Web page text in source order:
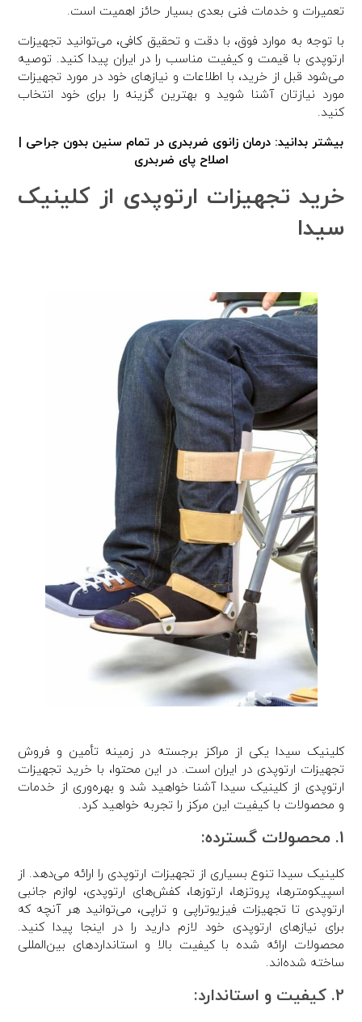
تعمیرات و خدمات فنی بعدی بسیار حائز اهمیت است.
با توجه به موارد فوق، با دقت و تحقیق کافی، می‌توانید تجهیزات
ارتوپدی با قیمت و کیفیت مناسب را در ایران پیدا کنید. توصیه
می‌شود قبل از خرید، با اطلاعات و نیازهای خود در مورد تجهیزات
مورد نیازتان آشنا شوید و بهترین گزینه را برای خود انتخاب
کنید.
بیشتر بدانید: درمان زانوی ضربدری در تمام سنین بدون جراحی |
اصلاح پای ضربدری
خرید تجهیزات ارتوپدی از کلینیک
سیدا
کلینیک سیدا یکی از مراکز برجسته در زمینه تأمین و فروش
تجهیزات ارتوپدی در ایران است. در این محتوا، با خرید تجهیزات
ارتوپدی از کلینیک سیدا آشنا خواهید شد و بهره‌وری از خدمات
و محصولات با کیفیت این مرکز را تجربه خواهید کرد.
1. محصولات گسترده:
کلینیک سیدا تنوع بسیاری از تجهیزات ارتوپدی را ارائه می‌دهد. از
اسپیکومترها، پروتزها، ارتوزها، کفش‌های ارتوپدی، لوازم جانبی
ارتوپدی تا تجهیزات فیزیوتراپی و تراپی، می‌توانید هر آنچه که
برای نیازهای ارتوپدی خود لازم دارید را در اینجا پیدا کنید.
محصولات ارائه شده با کیفیت بالا و استانداردهای بین‌المللی
ساخته شده‌اند.
2. کیفیت و استاندارد: